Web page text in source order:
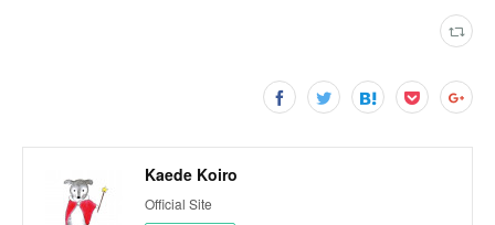
Kaede Koiro
Official Site